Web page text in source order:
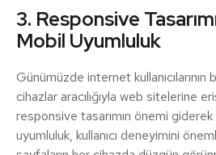
3. Responsive
Mobil Uyumluluk
Günümüzde internet kullanıcılarının
cihazlar aracılığıyla web sitelerine
responsive tasarımın önemi
uyumluluk, kullanıcı deneyimini